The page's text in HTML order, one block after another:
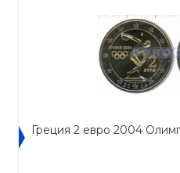
Греция 2 евро 2004